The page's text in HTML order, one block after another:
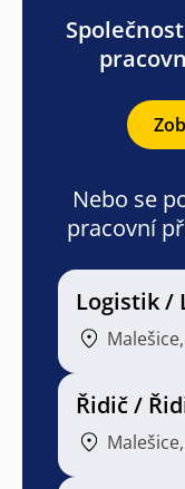
Nebo se
pracovní
Logistik /
Řidič /